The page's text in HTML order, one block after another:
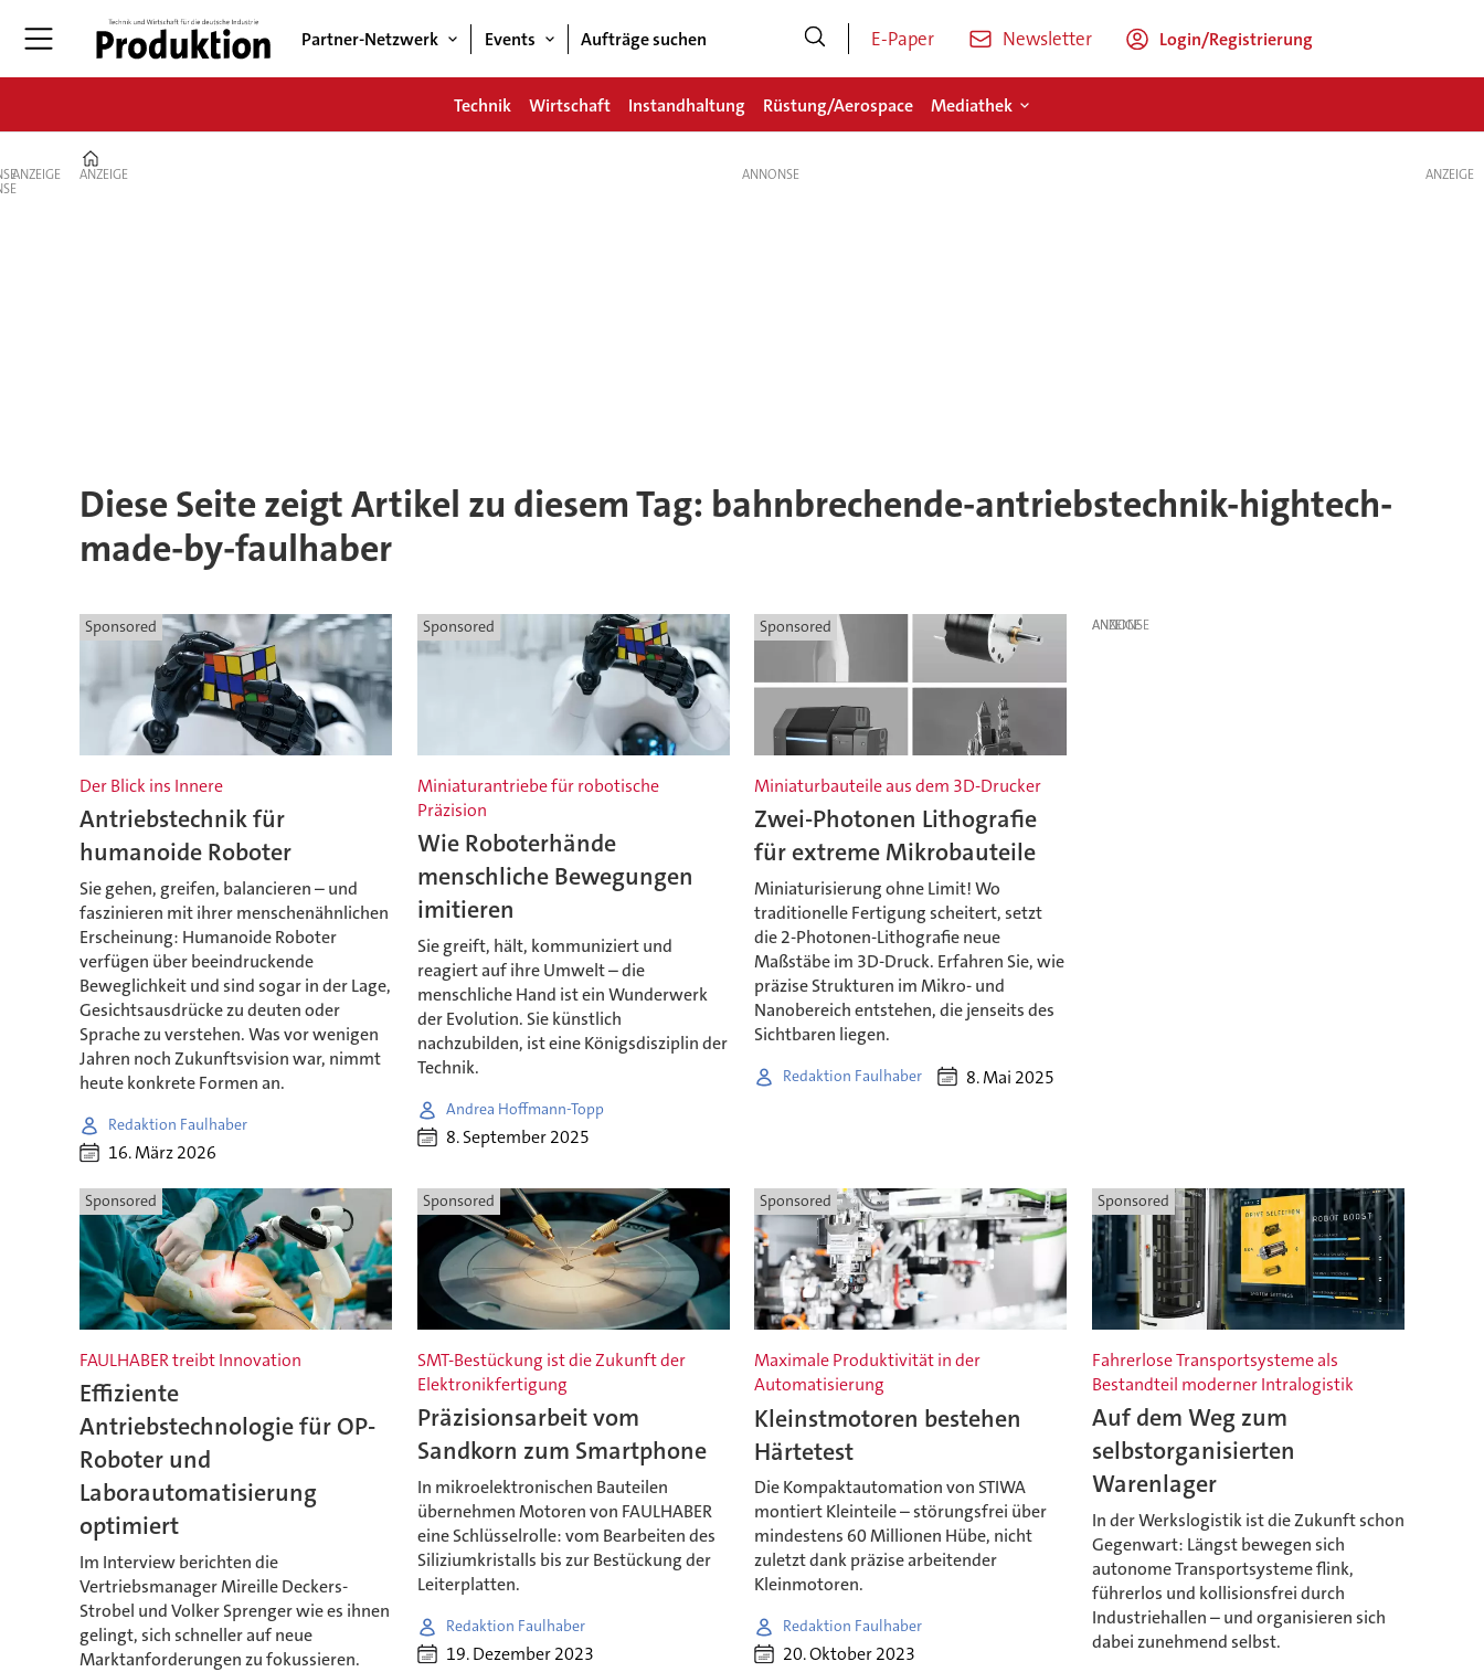
Partner-Netzwerk Events Aufträge suchen E-Paper Newsletter Login/Registrierung
Technik Wirtschaft Instandhaltung Rüstung/Aerospace Mediathek
ANZEIGE
faulhaber
ANZEIGE
Diese Seite zeigt Artikel zu diesem Tag: bahnbrechende-antriebstechnik-hightech-
made-by-faulhaber
Sponsored
Der Blick ins Innere
Antriebstechnik für
humanoide Roboter
Sie gehen, greifen, balancieren – und
faszinieren mit ihrer menschenähnlichen
Erscheinung: Humanoide Roboter
verfügen über beeindruckende
Beweglichkeit und sind sogar in der Lage,
Gesichtsausdrücke zu deuten oder
Sprache zu verstehen. Was vor wenigen
Jahren noch Zukunftsvision war, nimmt
heute konkrete Formen an.
Redaktion Faulhaber
16. März 2026
Sponsored
Miniaturantriebe für robotische
Präzision
Wie Roboterhände
menschliche Bewegungen
imitieren
Sie greift, hält, kommuniziert und
reagiert auf ihre Umwelt – die
menschliche Hand ist ein Wunderwerk
der Evolution. Sie künstlich
nachzubilden, ist eine Königsdisziplin der
Technik.
Andrea Hoffmann-Topp
8. September 2025
Sponsored
Miniaturbauteile aus dem 3D-Drucker
Zwei-Photonen Lithografie
für extreme Mikrobauteile
Miniaturisierung ohne Limit! Wo
traditionelle Fertigung scheitert, setzt
die 2-Photonen-Lithografie neue
Maßstäbe im 3D-Druck. Erfahren Sie, wie
präzise Strukturen im Mikro- und
Nanobereich entstehen, die jenseits des
Sichtbaren liegen.
Redaktion Faulhaber 8. Mai 2025
ANZEIGE
Sponsored
FAULHABER treibt Innovation
Effiziente
Antriebstechnologie für OP-
Roboter und
Laborautomatisierung
optimiert
Im Interview berichten die
Vertriebsmanager Mireille Deckers-
Strobel und Volker Sprenger wie es ihnen
gelingt, sich schneller auf neue
Marktanforderungen zu fokussieren.
Sponsored
SMT-Bestückung ist die Zukunft der
Elektronikfertigung
Präzisionsarbeit vom
Sandkorn zum Smartphone
In mikroelektronischen Bauteilen
übernehmen Motoren von FAULHABER
eine Schlüsselrolle: vom Bearbeiten des
Siliziumkristalls bis zur Bestückung der
Leiterplatten.
Redaktion Faulhaber
19. Dezember 2023
Sponsored
Maximale Produktivität in der
Automatisierung
Kleinstmotoren bestehen
Härtetest
Die Kompaktautomation von STIWA
montiert Kleinteile – störungsfrei über
mindestens 60 Millionen Hübe, nicht
zuletzt dank präzise arbeitender
Kleinmotoren.
Redaktion Faulhaber
20. Oktober 2023
Sponsored
Fahrerlose Transportsysteme als
Bestandteil moderner Intralogistik
Auf dem Weg zum
selbstorganisierten
Warenlager
In der Werkslogistik ist die Zukunft schon
Gegenwart: Längst bewegen sich
autonome Transportsysteme flink,
führerlos und kollisionsfrei durch
Industriehallen – und organisieren sich
dabei zunehmend selbst.
ANZEIGE